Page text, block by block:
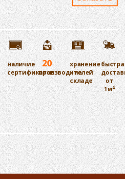
наличие
сертификатов
20
производителей
хранение
на
складе
от
1м²